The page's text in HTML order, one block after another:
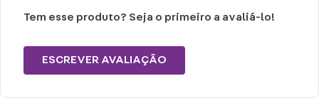
Não passar.
Tem esse produto? Seja o primeiro a avaliá-lo!
ESCREVER AVALIAÇÃO